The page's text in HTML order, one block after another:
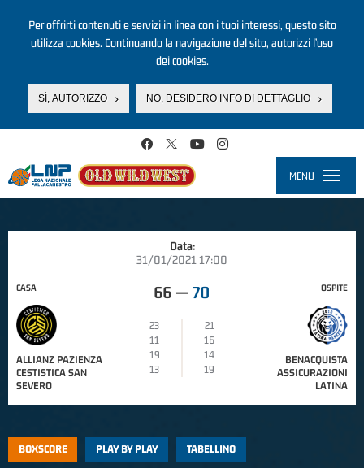
Per offrirti contenuti e servizi in linea con i tuoi interessi, questo sito
utilizza cookies. Continuando la navigazione del sito, autorizzi l’uso
dei cookies.
SÌ, AUTORIZZO NO, DESIDERO INFO DI DETTAGLIO
MENU
Data:
31/01/2021 17:00
CASA
ALLIANZ PAZIENZA
CESTISTICA SAN
SEVERO
66 — 70
23
21
11
16
19
14
13
19
OSPITE
BENACQUISTA
ASSICURAZIONI
LATINA
BOXSCORE PLAY BY PLAY TABELLINO